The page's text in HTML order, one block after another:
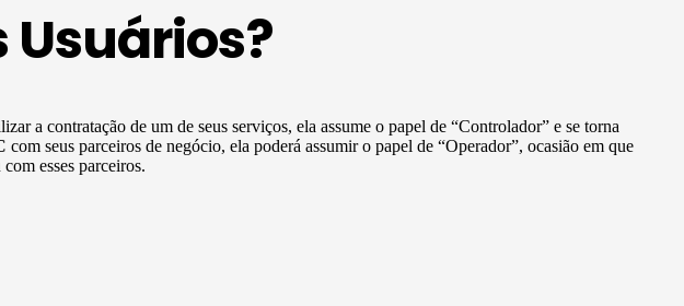
a contratação de um de seus serviços, ela assume o papel de “Controlador” e se torna
com seus parceiros de negócio, ela poderá assumir o papel de “Operador”, ocasião em que
esses parceiros.